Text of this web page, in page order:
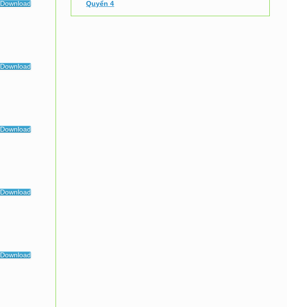
Download
Download
Download
Download
Download
Quyển 4